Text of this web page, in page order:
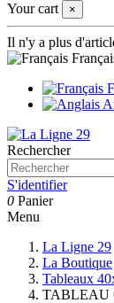
Your cart
×
Il n'y a plus
Rechercher
S'identifier
0 Panier
Menu
La Ligne 29
La Boutique
Tableaux
TABLEAU